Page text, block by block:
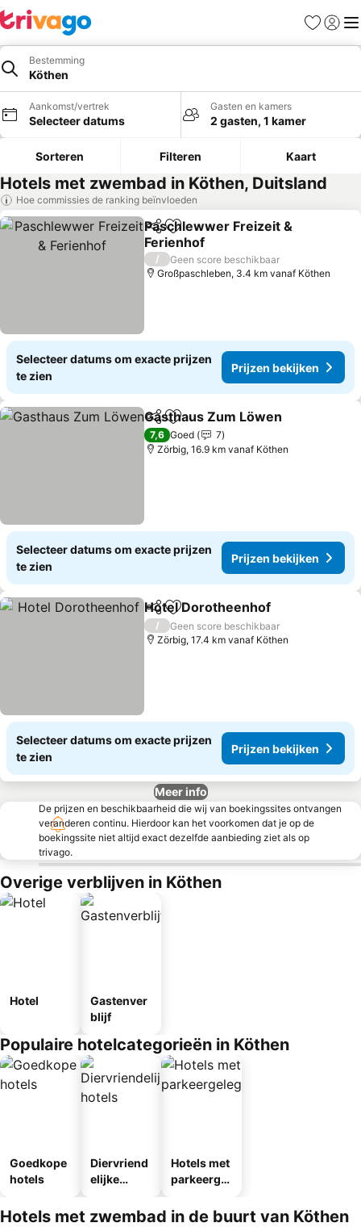
Favorieten
Bestemming
Köthen
Aankomst/vertrek
Selecteer datums
Gasten en kamers
2 gasten, 1 kamer
Sorteren Filteren Kaart
Hotels met zwembad in Köthen, Duitsland
Hoe commissies de ranking beïnvloeden
DelenToevoegen aan favorieten
Paschlewwer Freizeit &
Ferienhof
Prijzen bekijken
/
Geen score beschikbaar
Großpaschleben, 3.4 km vanaf Köthen
Selecteer datums om exacte prijzen
te zien
Prijzen bekijken
DelenToevoegen aan favorieten
Gasthaus Zum Löwen
7,6 Goed
7
Zörbig, 16.9 km vanaf Köthen
Selecteer datums om exacte prijzen
te zien
Prijzen bekijken
DelenToevoegen aan favorieten
Hotel Dorotheenhof
/
Geen score beschikbaar
Zörbig, 17.4 km vanaf Köthen
Selecteer datums om exacte prijzen
te zien
Prijzen bekijken
Meer info
De prijzen en beschikbaarheid die wij van boekingssites ontvangen
veranderen continu. Hierdoor kan het voorkomen dat je op de
boekingssite niet altijd exact dezelfde aanbieding ziet als op
trivago.
Overige verblijven in Köthen
Hotel
Gastenver
blijf
Populaire hotelcategorieën in Köthen
Goedkope
hotels
Diervriend
elijke
Hotels met
parkeergel
Hotels met zwembad in de buurt van Köthen